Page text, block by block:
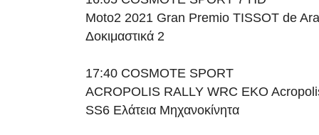
Moto2 2021 Gran Premio TISSOT de
Δοκιμαστικά 2
17:40 COSMOTE SPORT
ACROPOLIS RALLY WRC EKO
SS6 Ελάτεια Μηχανοκίνητα